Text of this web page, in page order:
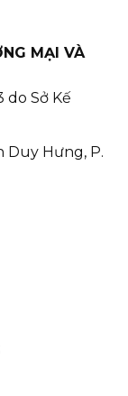
MẠI VÀ
do Sở Kế
Duy Hưng, P.